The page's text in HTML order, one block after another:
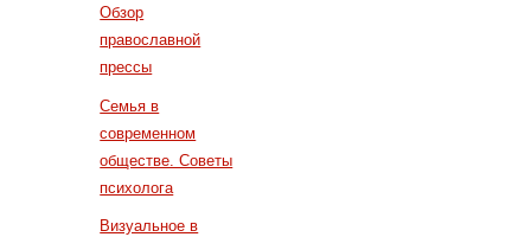
Обзор
православной
прессы
Семья в
современном
обществе. Советы
психолога
Визуальное в